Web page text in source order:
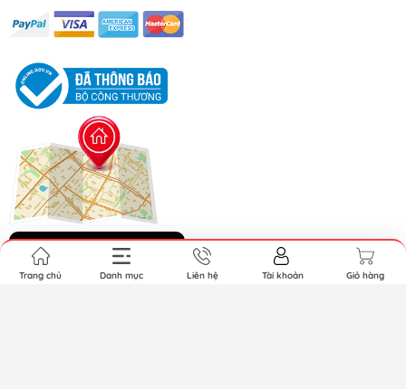
Hệ thống cửa hàng
Trang chủ Danh mục Liên hệ Tài khoản Giỏ hàng